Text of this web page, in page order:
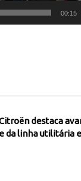
00:15
destaca
e da linha utilitária